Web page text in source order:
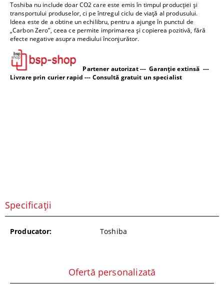
Toshiba nu include doar CO2 care este emis în timpul producției și
transportului produselor, ci pe întregul ciclu de viață al produsului.
Ideea este de a obtine un echilibru, pentru a ajunge în punctul de
„Carbon Zero”, ceea ce permite imprimarea și copierea pozitivă, fără
efecte negative asupra mediului înconjurător.
Partener autorizat --- Garanție extinsă ---
Livrare prin curier rapid --- Consultă gratuit un specialist
Specificații
Producator: Toshiba
Ofertă personalizată